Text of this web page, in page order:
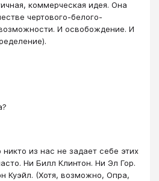
коммерческая идея. Она
чертового-белого-
И освобождение. И
из нас не задает себе этих
Ни Билл Клинтон. Ни Эл Гор.
(Хотя, возможно, Опра,